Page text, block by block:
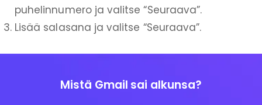
puhelinnumero ja valitse “Seuraava”.
Lisää salasana ja valitse “Seuraava”.
Mistä Gmail sai alkunsa?